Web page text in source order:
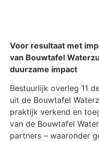
Voor resultaat met
van Bouwtafel
duurzame impact
Bestuurlijk overleg 11
uit de Bouwtafel
praktijk verkend en
van de Bouwtafel
partners – waaronder